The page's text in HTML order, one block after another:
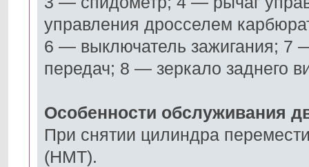
управления дросселем
6 — выключатель зажигания; 7
передач; 8 — зеркало заднего
Особенности обслуживания
При снятии цилиндра
(НМТ).